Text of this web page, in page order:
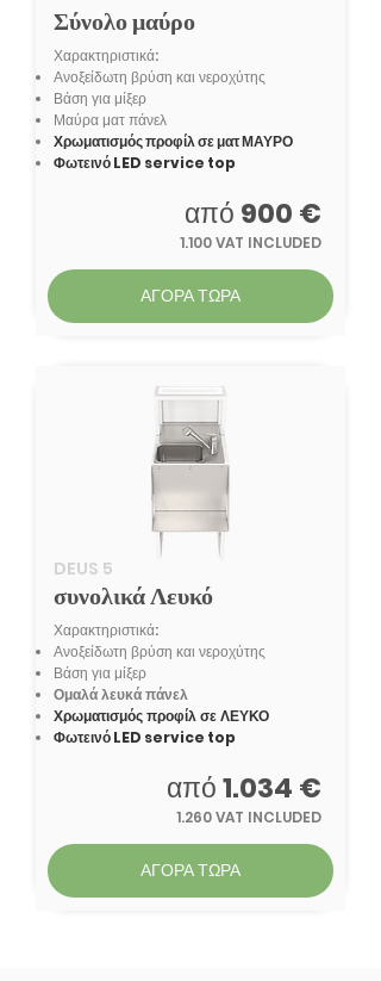
Σύνολο μαύρο
Χαρακτηριστικά:
Ανοξείδωτη βρύση και νεροχύτης
Βάση για μίξερ
Μαύρα ματ πάνελ
Χρωματισμός προφίλ σε ματ ΜΑΥΡΟ
Φωτεινό LED service top
από 900 €
1.100 VAT INCLUDED
ΑΓΟΡΑ ΤΩΡΑ
DEUS 5
συνολικά Λευκό
Χαρακτηριστικά:
Ανοξείδωτη βρύση και νεροχύτης
Βάση γιαμίξερ
Ομαλά λευκά πάνελ
Χρωματισμός προφίλ σε ΛΕΥΚΟ
Φωτεινό LED service top
από1.034 €
1.260 VAT INCLUDED
ΑΓΟΡΑ ΤΩΡΑ